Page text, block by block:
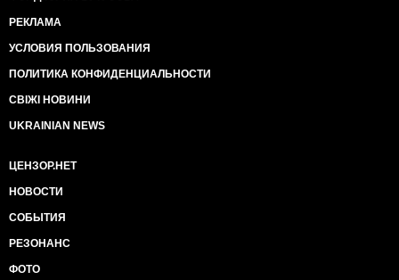
РЕКЛАМА
УСЛОВИЯ ПОЛЬЗОВАНИЯ
ПОЛИТИКА КОНФИДЕНЦИАЛЬНОСТИ
СВІЖІ НОВИНИ
UKRAINIAN NEWS
ЦЕНЗОР.НЕТ
НОВОСТИ
СОБЫТИЯ
РЕЗОНАНС
ФОТО